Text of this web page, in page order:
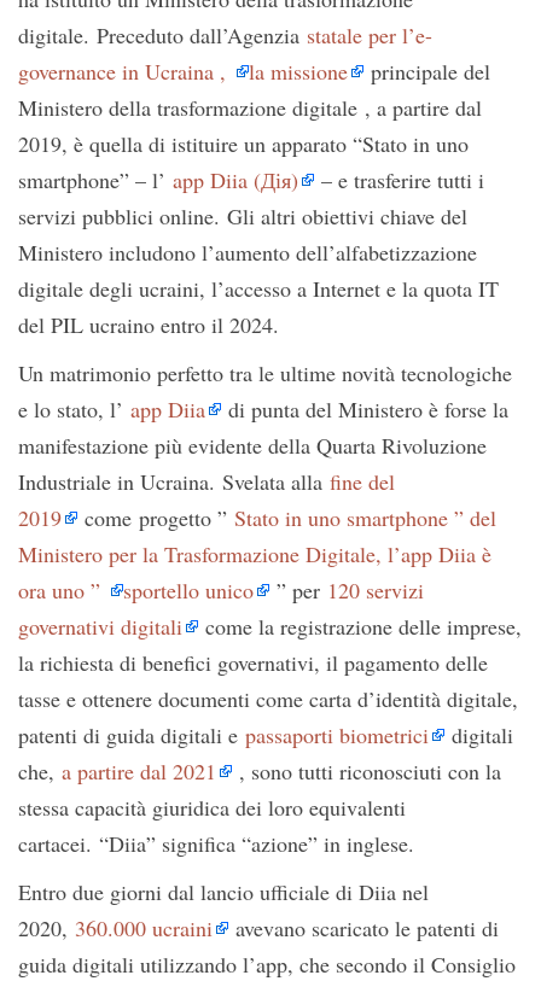
digitale. Preceduto dall’Agenzia statale per l’e-
governance in Ucraina ,
la missione
principale del
Ministero della trasformazione digitale , a partire dal
2019, è quella di istituire un apparato “Stato in uno
smartphone” – l’ app Diia (Дія)
– e trasferire tutti i
servizi pubblici online. Gli altri obiettivi chiave del
Ministero includono l’aumento dell’alfabetizzazione
digitale degli ucraini, l’accesso a Internet e la quota IT
del PIL ucraino entro il 2024.
Un matrimonio perfetto tra le ultime novità tecnologiche
e lo stato, l’ app Diia
di punta del Ministero è forse la
manifestazione più evidente della Quarta Rivoluzione
Industriale in Ucraina. Svelata alla fine del
2019
come progetto ” Stato in uno smartphone ” del
Ministero per la Trasformazione Digitale, l’app Diia è
ora uno ”
sportello unico ” per 120 servizi
governativi digitali
come la registrazione delle imprese,
la richiesta di benefici governativi, il pagamento delle
tasse e ottenere documenti come carta d’identità digitale,
patenti di guida digitali e passaporti biometrici
digitali
che, a partire dal 2021
, sono tutti riconosciuti con la
stessa capacità giuridica dei loro equivalenti
cartacei. “Diia” significa “azione” in inglese.
Entro due giorni dal lancio ufficiale di Diia nel
2020, 360.000 ucraini
avevano scaricato le patenti di
guida digitali utilizzando l’app, che secondo il Consiglio